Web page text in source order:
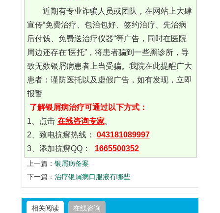
近期有专业诈骗人员或团队，在网站上大肆
宣传“免费治疗、包治包好、签约治疗、先治病
后付钱、免费送治疗仪器“等广告，同时在医院
周边还存在“医托”，将患者骗到一些黑诊所，导
致无数银屑病患者上当受骗。我院在此提醒广大
患者：谨防医托以及虚假广告，如有发现，立即
报警
了解银屑病治疗可通过以下方式：
1、点击 在线咨询专家。
2、致电抗癣热线：
043181089997
3、添加抗癣QQ：
1665500352
上一篇： 银屑病备案
下一篇： 治疗银屑病口服液有哪些
相关阅读 在线咨询